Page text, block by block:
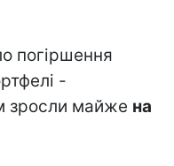
погіршення
-
зросли майже на